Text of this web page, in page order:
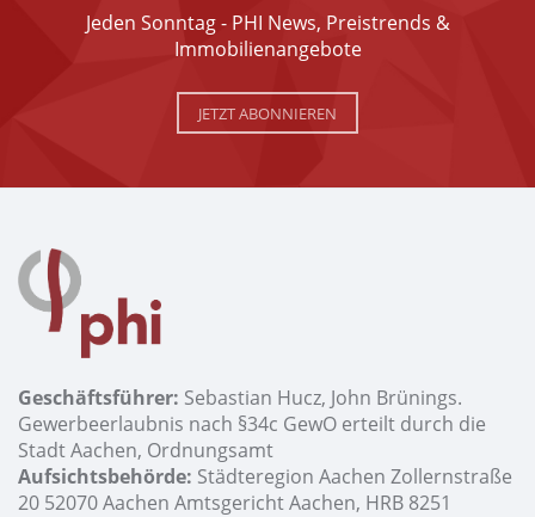
Jeden Sonntag - PHI News, Preistrends &
Immobilienangebote
JETZT ABONNIEREN
Geschäftsführer: Sebastian Hucz, John Brünings.
Gewerbeerlaubnis nach §34c GewO erteilt durch die
Stadt Aachen, Ordnungsamt
Aufsichtsbehörde: Städteregion Aachen Zollernstraße
20 52070 Aachen Amtsgericht Aachen, HRB 8251